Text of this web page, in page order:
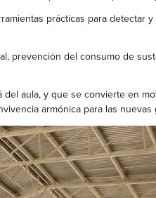
prácticas para detectar
prevención del consumo de
aula, y que se convierte en
armónica para las nuevas